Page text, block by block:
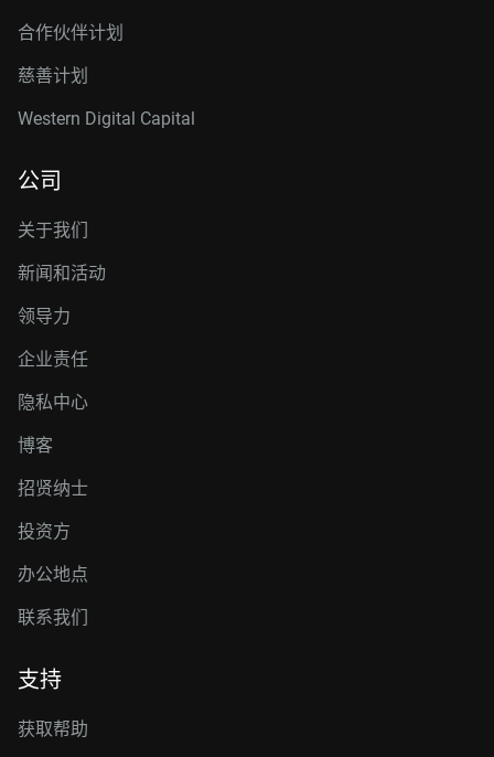
合作伙伴计划
慈善计划
Western Digital Capital
公司
关于我们
新闻和活动
领导力
企业责任
隐私中心
博客
招贤纳士
投资方
办公地点
联系我们
支持
获取帮助